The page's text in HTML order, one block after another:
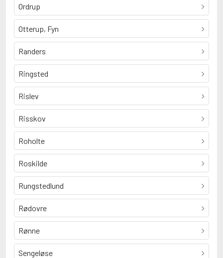
Ordrup
Otterup, Fyn
Randers
Ringsted
Rislev
Risskov
Roholte
Roskilde
Rungstedlund
Rødovre
Rønne
Sengeløse